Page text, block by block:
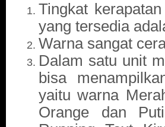
Tingkat
yang tersedia
Warna sangat
Dalam satu unit
bisa
yaitu warna
Orange dan